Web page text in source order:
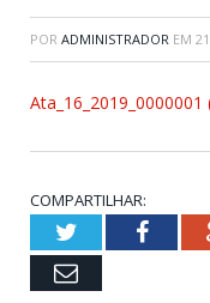
POR ADMINISTRADOR EM
Ata_16_2019_0000001
COMPARTILHAR:
Twitter
Email